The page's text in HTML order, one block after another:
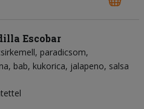
Escobar
paradicsom
bab kukorica jalapeno salsa